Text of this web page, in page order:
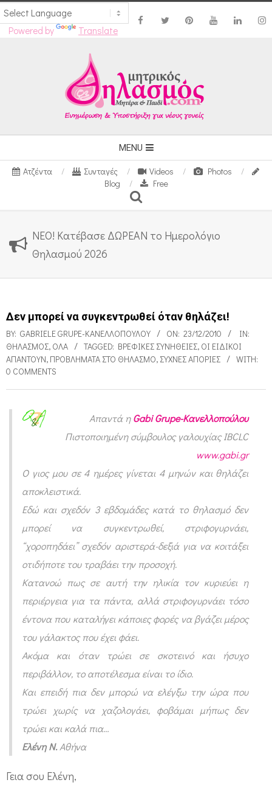
Powered by Translate
Navigation
Menu
MENU
Ατζέντα Συνταγές Videos
Photos
Blog
Free
Search
ΝΕΟ! Κατέβασε ΔΩΡΕΑΝ το Ημερολόγιο
Θηλασμού 2026
Δεν μπορεί να συγκεντρωθεί όταν θηλάζει!
BY: GABRIELE GRUPE-ΚΑΝΕΛΛΟΠΟΎΛΟΥ ON: 23/12/2010
IN:
ΘΗΛΑΣΜΌΣ, ΌΛΑ TAGGED: ΒΡΕΦΙΚΈΣ ΣΥΝΉΘΕΙΕΣ, ΟΙ ΕΙΔΙΚΟΊ
ΑΠΑΝΤΟΎΝ, ΠΡΟΒΛΉΜΑΤΑ ΣΤΟ ΘΗΛΑΣΜΌ, ΣΥΧΝΈΣ ΑΠΟΡΊΕΣ
WITH:
0 COMMENTS
ρ
Απαντά ηGabi Grupe-Κανελλοπούλου
Πιστοποιημένη σύμβουλος γαλουχίας IBCLC
www.gabi.gr
Ο γιος μου σε 4 ημέρες γίνεται 4 μηνών και θηλάζει
αποκλειστικά.
Εδώ και σχεδόν 3 εβδομάδες κατά το θηλασμό δεν
μπορεί να συγκεντρωθεί, στριφογυρνάει,
“χοροπηδάει” σχεδόν αριστερά-δεξιά για να κοιτάξει
οτιδήποτε του τραβάει την προσοχή.
Κατανοώ πως σε αυτή την ηλικία τον κυριεύει η
περιέργεια για τα πάντα, αλλά στριφογυρνάει τόσο
έντονα που καταλήγει κάποιες φορές να βγάζει μέρος
του γάλακτος που έχει φάει.
Ακόμα και όταν τρώει σε σκοτεινό και ήσυχο
περιβάλλον, το αποτέλεσμα είναι το ίδιο.
Και επειδή πια δεν μπορώ να ελέγξω την ώρα που
τρώει χωρίς να χαζολογάει, φοβάμαι μήπως δεν
τρώει και καλά πια…
Ελένη Ν.Αθήνα
Γεια σου Ελένη,